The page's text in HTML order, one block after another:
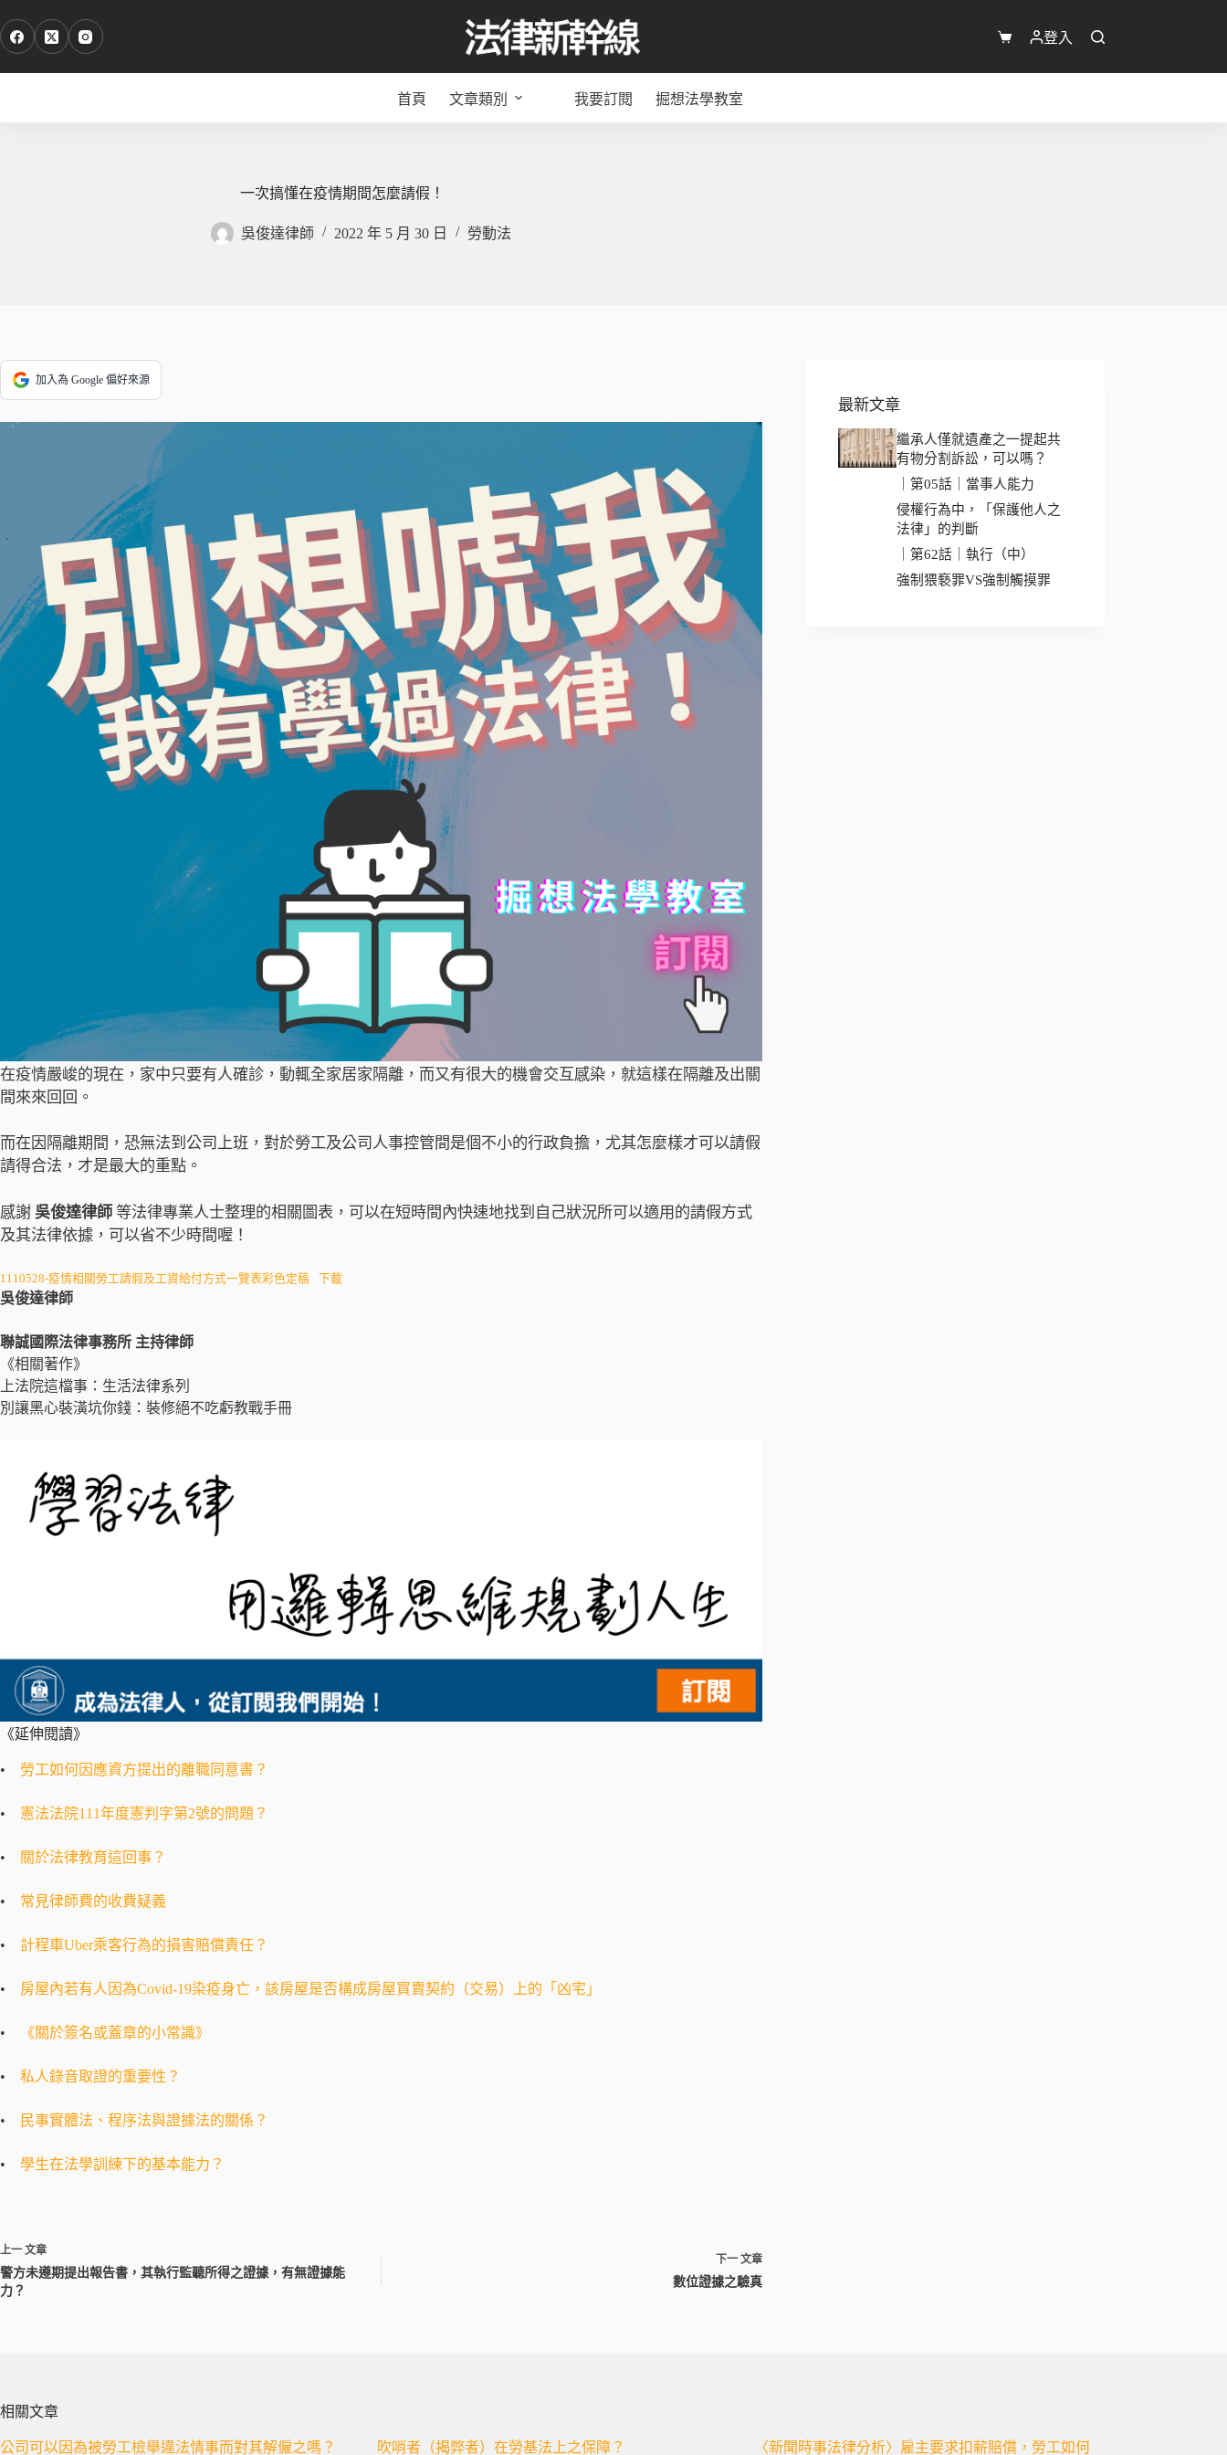
至
主
要
購
物
登入
首頁 文章類別 我要訂閱 掘想法學教室
一次搞懂在疫情期間怎麼請假！
吳俊達律師 2022 年 5 月 30 日 勞動法
加入為 Google 偏好來源
在疫情嚴峻的現在，家中只要有人確診，動輒全家居家隔離，而又有很大的機會交互感染，就這樣在隔離及出關
間來來回回。
而在因隔離期間，恐無法到公司上班，對於勞工及公司人事控管間是個不小的行政負擔，尤其怎麼樣才可以請假
請得合法，才是最大的重點。
感謝 吳俊達律師 等法律專業人士整理的相關圖表，可以在短時間內快速地找到自己狀況所可以適用的請假方式
及其法律依據，可以省不少時間喔！
1110528-疫情相關勞工請假及工資給付方式一覽表彩色定稿 下載
吳俊達律師
聯誠國際法律事務所 主持律師
《相關著作》
上法院這檔事：生活法律系列
別讓黑心裝潢坑你錢：裝修絕不吃虧教戰手冊
《延伸閱讀》
• 勞工如何因應資方提出的離職同意書？
• 憲法法院111年度憲判字第2號的問題？
• 關於法律教育這回事？
• 常見律師費的收費疑義
• 計程車Uber乘客行為的損害賠償責任？
• 房屋內若有人因為Covid-19染疫身亡，該房屋是否構成房屋買賣契約（交易）上的「凶宅」
• 《關於簽名或蓋章的小常識》
• 私人錄音取證的重要性？
• 民事實體法、程序法與證據法的關係？
• 學生在法學訓練下的基本能力？
上一 文章
警方未遵期提出報告書，其執行監聽所得之證據，有無證據能
力？
下一 文章
數位證據之驗真
最新文章
繼承人僅就遺產之一提起共
有物分割訴訟，可以嗎？
｜第05話｜當事人能力
侵權行為中，「保護他人之
法律」的判斷
｜第62話｜執行（中）
強制猥褻罪VS強制觸摸罪
相關文章
公司可以因為被勞工檢舉違法情事而對其解僱之嗎？ 吹哨者（揭弊者）在勞基法上之保障？ 〈新聞時事法律分析〉雇主要求扣薪賠償，勞工如何